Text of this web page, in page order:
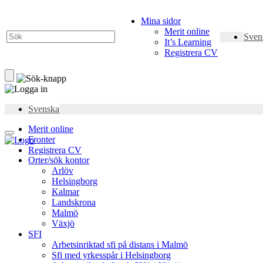
Mina sidor
Merit online
It’s Learning
Registrera CV
Svenska
Merit online
Fronter
Registrera CV
Orter/sök kontor
Arlöv
Helsingborg
Kalmar
Landskrona
Malmö
Växjö
SFI
Arbetsinriktad sfi på distans i Malmö
Sfi med yrkesspår i Helsingborg